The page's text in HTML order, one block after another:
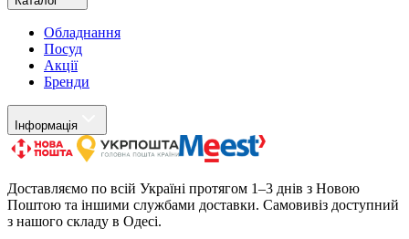
Обладнання
Посуд
Акції
Бренди
Інформація
Доставляємо по всій Україні протягом 1–3 днів з Новою
Поштою та іншими службами доставки. Самовивіз доступний
з нашого складу в Одесі.